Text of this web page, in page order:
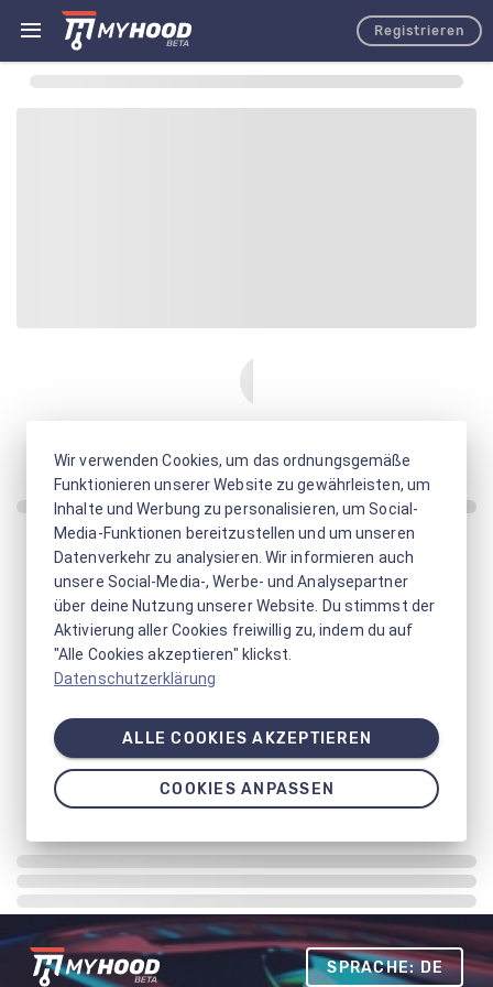
Registrieren
SPRACHE: DE
Wir verwenden Cookies, um das ordnungsgemäße
Funktionieren unserer Website zu gewährleisten, um
Inhalte und Werbung zu personalisieren, um Social-
Media-Funktionen bereitzustellen und um unseren
Datenverkehr zu analysieren. Wir informieren auch
unsere Social-Media-, Werbe- und Analysepartner
über deine Nutzung unserer Website. Du stimmst der
Aktivierung aller Cookies freiwillig zu, indem du auf
"Alle Cookies akzeptieren" klickst.
Datenschutzerklärung
ALLE COOKIES AKZEPTIEREN
COOKIES ANPASSEN